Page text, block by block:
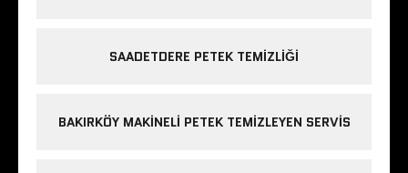
SAADETDERE PETEK TEMIZLIĞI
BAKIRKÖY MAKINELI PETEK TEMIZLEYEN SERVIS